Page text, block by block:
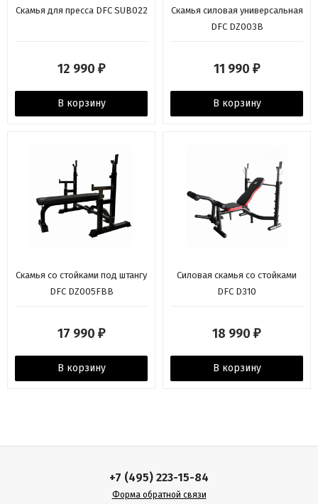
Скамья для пресса DFC SUB022
12 990 ₽
В корзину
Скамья силовая универсальная
DFC DZ003B
11 990 ₽
В корзину
Скамья со стойками под штангу
DFC DZ005FBB
17 990 ₽
В корзину
Силовая скамья со стойками
DFC D310
18 990 ₽
В корзину
+7 (495) 223-15-84
Форма обратной связи